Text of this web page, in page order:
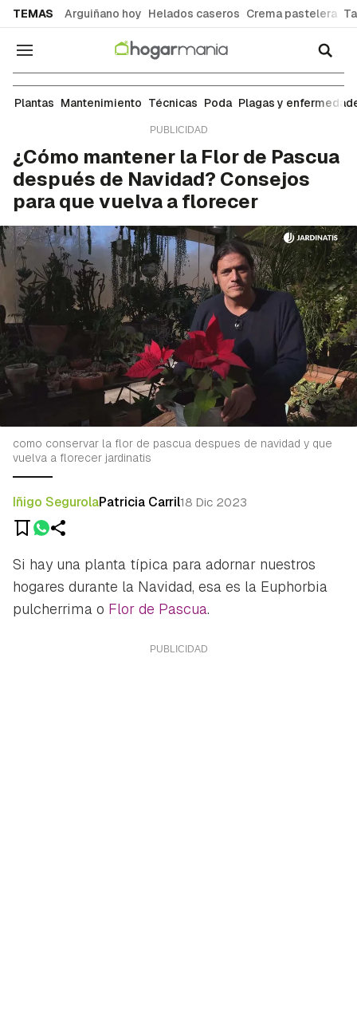
TEMAS Arguiñano hoy Helados caseros Crema pastelera
Navegación
Mantenimiento
Plantas Mantenimiento Técnicas Poda Plagas y
¿Cómo mantener la Flor de Pascua
después de Navidad? Consejos
para que vuelva a florecer
como conservar la flor de pascua despues de navidad y que
vuelva a florecer jardinatis
Iñigo SegurolaPatricia Carril18 Dic 2023
Si hay una planta típica para adornar nuestros
hogares durante la Navidad, esa es la Euphorbia
pulcherrima o Flor de Pascua.